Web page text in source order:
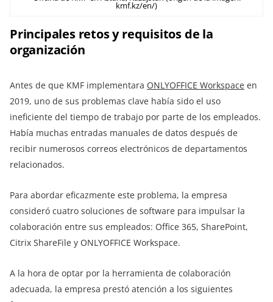
kmf.kz/en/)
Principales retos y requisitos de la
organización
Antes de que KMF implementara ONLYOFFICE Workspace en
2019, uno de sus problemas clave había sido el uso
ineficiente del tiempo de trabajo por parte de los empleados.
Había muchas entradas manuales de datos después de
recibir numerosos correos electrónicos de departamentos
relacionados.
Para abordar eficazmente este problema, la empresa
consideró cuatro soluciones de software para impulsar la
colaboración entre sus empleados: Office 365, SharePoint,
Citrix ShareFile y ONLYOFFICE Workspace.
A la hora de optar por la herramienta de colaboración
adecuada, la empresa prestó atención a los siguientes